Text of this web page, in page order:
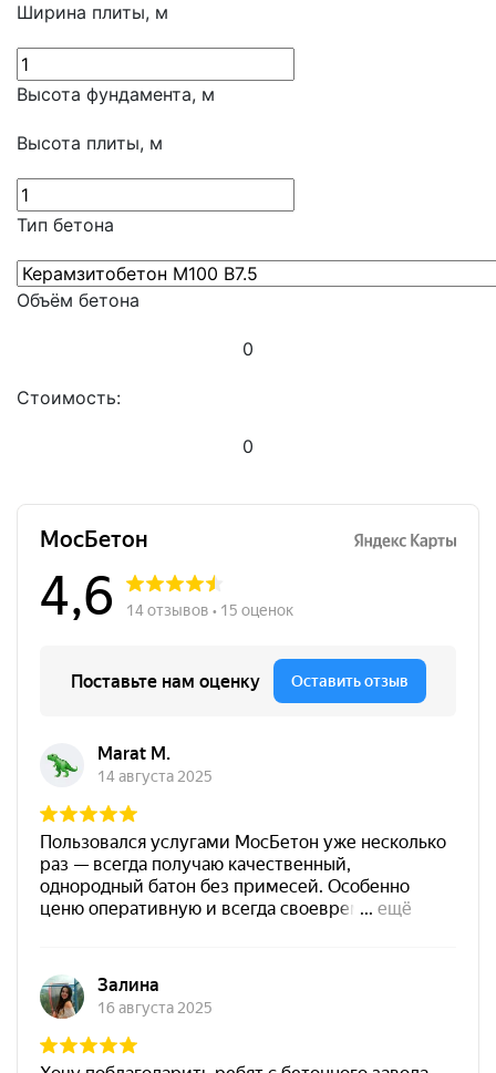
Ширина плиты, м
Высота фундамента, м
Высота плиты, м
Тип бетона
Объём бетона
0
Стоимость:
0